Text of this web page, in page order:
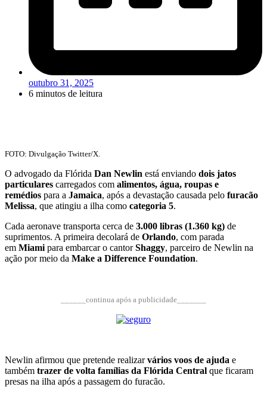
outubro 31, 2025
6 minutos de leitura
FOTO: Divulgação Twitter/X.
O advogado da Flórida Dan Newlin está enviando dois jatos
particulares carregados com alimentos, água, roupas e
remédios para a Jamaica, após a devastação causada pelo furacão
Melissa, que atingiu a ilha como categoria 5.
Cada aeronave transporta cerca de 3.000 libras (1.360 kg) de
suprimentos. A primeira decolará de Orlando, com parada
em Miami para embarcar o cantorShaggy, parceiro de Newlin na
ação por meio da Make a Difference Foundation.
______continua após a publicidade_______
Newlin afirmou que pretende realizarvários voos de ajuda e
também trazer de volta famílias da Flórida Central que ficaram
presas na ilha após a passagem do furacão.